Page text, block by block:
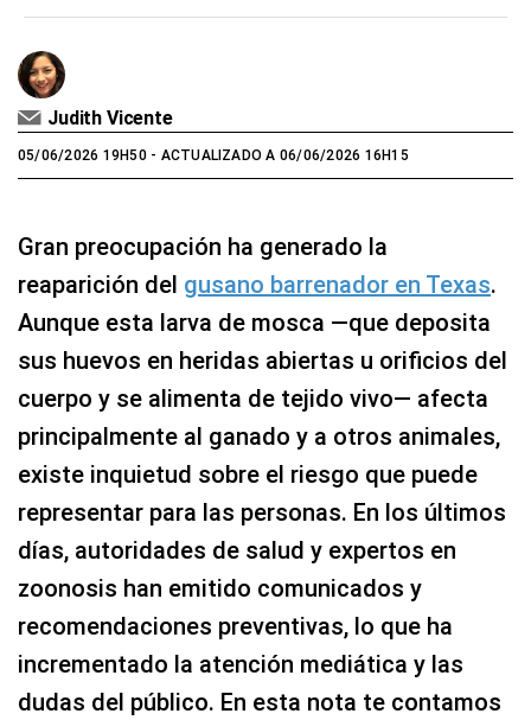
Judith Vicente
05/06/2026 19H50- ACTUALIZADO A 06/06/2026 16H15
Gran preocupación ha generado la
reaparición del gusano barrenador en Texas.
Aunque esta larva de mosca —que deposita
sus huevos en heridas abiertas u orificios del
cuerpo y se alimenta de tejido vivo— afecta
principalmente al ganado y a otros animales,
existe inquietud sobre el riesgo que puede
representar para las personas. En los últimos
días, autoridades de salud y expertos en
zoonosis han emitido comunicados y
recomendaciones preventivas, lo que ha
incrementado la atención mediática y las
dudas del público. En esta nota te contamos